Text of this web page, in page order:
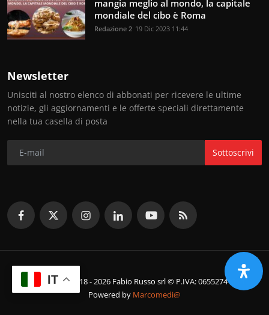
mangia meglio al mondo, la capitale
mondiale del cibo è Roma
Redazione 2 19 Dic 2023 11:44
Newsletter
Unisciti al nostro elenco di abbonati per ricevere le ultime
notizie, gli aggiornamenti e le offerte speciali direttamente
nella tua casella di posta
Sottoscrivi
© Copyright 2018 - 2026 Fabio Russo srl © P.IVA: 06552741214
Powered by Marcomedi@
IT